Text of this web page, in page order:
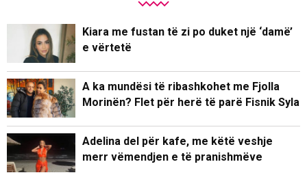
Kiara me fustan të zi po duket një ‘damë’
e vërtetë
A ka mundësi të ribashkohet me Fjolla
Morinën? Flet për herë të parë Fisnik Syla
Adelina del për kafe, me këtë veshje
merr vëmendjen e të pranishmëve